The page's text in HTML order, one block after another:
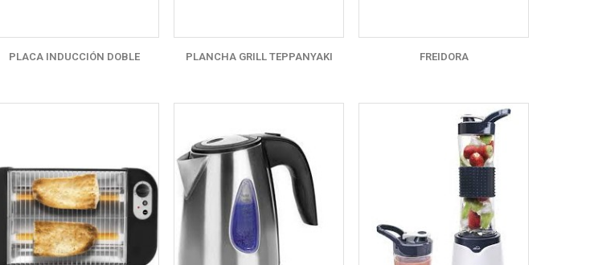
PLACA INDUCCIÓN DOBLE PLANCHA GRILL TEPPANYAKI FREIDORA